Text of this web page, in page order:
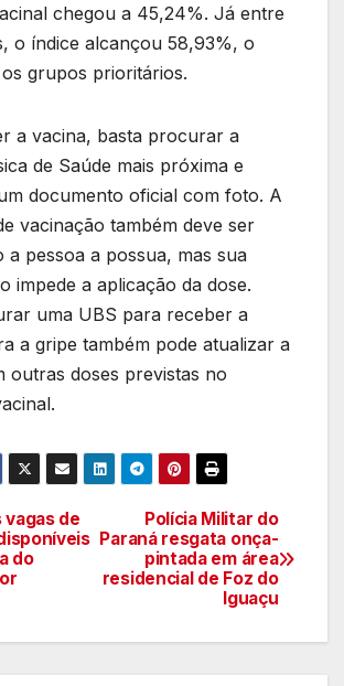
chegou a 45,24%. Já entre
o índice alcançou 58,93%, o
grupos prioritários.
a vacina, basta procurar a
de Saúde mais próxima e
documento oficial com foto. A
vacinação também deve ser
a pessoa a possua, mas sua
impede a aplicação da dose.
uma UBS para receber a
a gripe também pode atualizar a
outras doses previstas no
Polícia Militar do
Paraná resgata onça-
pintada em área
residencial de Foz do
Iguaçu
vagas de
do